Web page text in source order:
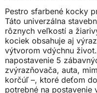
Pestro sfarbené kocky
Táto univerzálna
rôznych veľkostí a
kociek obsahuje aj
výtvorom vdýchnu
napostavenie 5
zvýrazňovača, auta,
korčúľ –, ktoré deťom
potrebné na postavenie